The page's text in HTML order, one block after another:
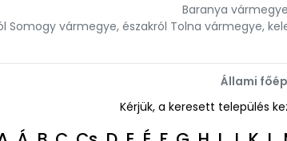
Baranya
Somogy vármegye, északról Tolna vármegye,
Állami
Kérjük, a keresett település